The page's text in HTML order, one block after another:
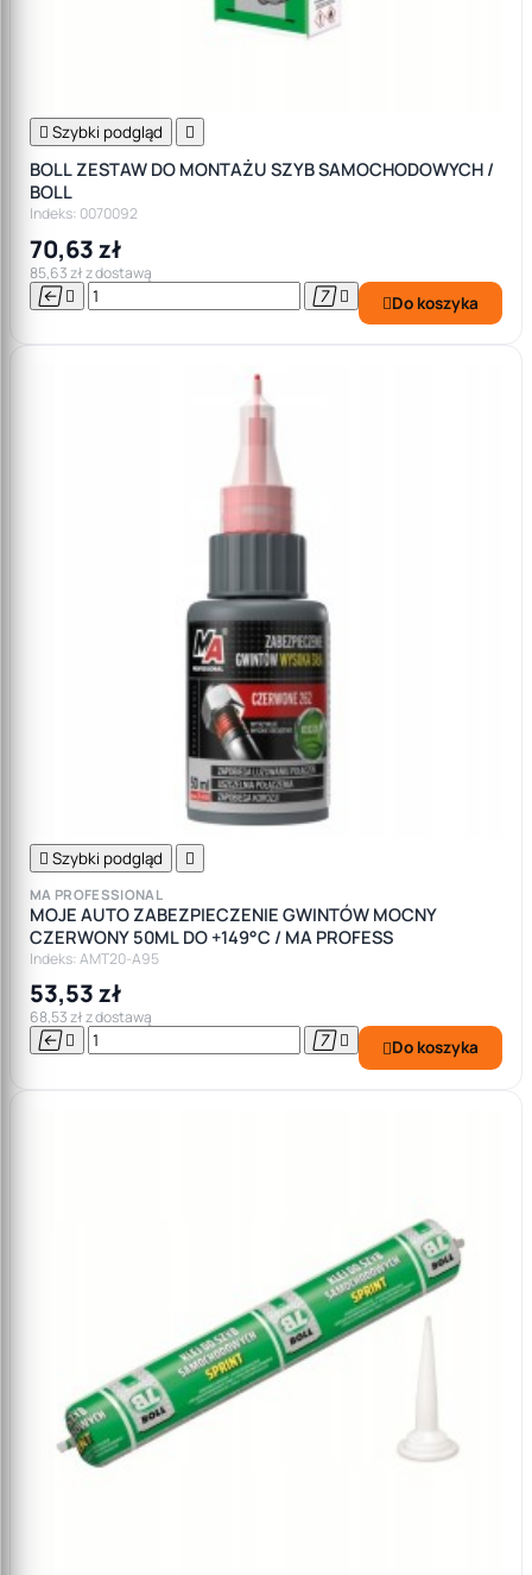
 Szybki podgląd 
BOLL ZESTAW DO MONTAŻU SZYB SAMOCHODOWYCH /
BOLL
Indeks: 0070092
70,63 zł
85,63 zł z dostawą
    Do koszyka
 Szybki podgląd 
MA PROFESSIONAL
MOJE AUTO ZABEZPIECZENIE GWINTÓW MOCNY
CZERWONY 50ML DO +149°C / MA PROFESS
Indeks: AMT20-A95
53,53 zł
68,53 zł z dostawą
    Do koszyka